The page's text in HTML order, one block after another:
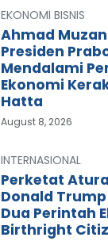
EKONOMI BISNIS
Ahmad
Presiden
Mendalami
Ekonomi
Hatta
August 8, 2026
INTERNASIONAL
Perketat
Donald
Dua Perintah
Birthright